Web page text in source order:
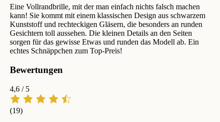
Eine Vollrandbrille, mit der man einfach nichts falsch machen
kann! Sie kommt mit einem klassischen Design aus schwarzem
Kunststoff und rechteckigen Gläsern, die besonders an runden
Gesichtern toll aussehen. Die kleinen Details an den Seiten
sorgen für das gewisse Etwas und runden das Modell ab. Ein
echtes Schnäppchen zum Top-Preis!
Bewertungen
4,6 / 5
(19)